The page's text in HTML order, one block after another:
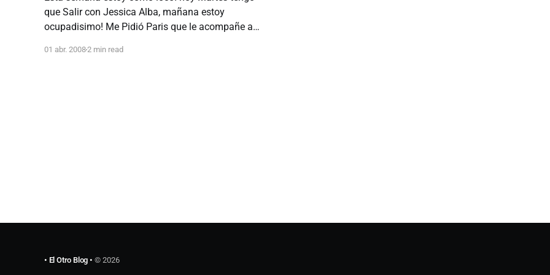
que Salir con Jessica Alba, mañana estoy
ocupadisimo! Me Pidió Paris que le acompañe a
01 abr. 20082 min read
• El Otro Blog • © 2026